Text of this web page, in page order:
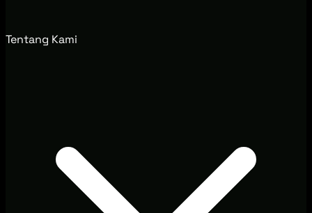
Tentang Kami